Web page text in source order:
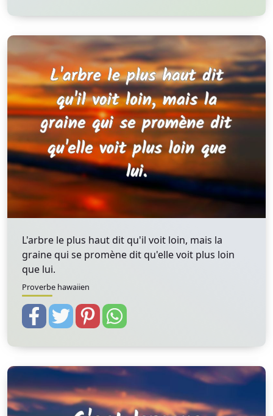
L'arbre le plus haut dit qu'il voit loin, mais la
graine qui se promène dit qu'elle voit plus loin
que lui.
Proverbe hawaiien